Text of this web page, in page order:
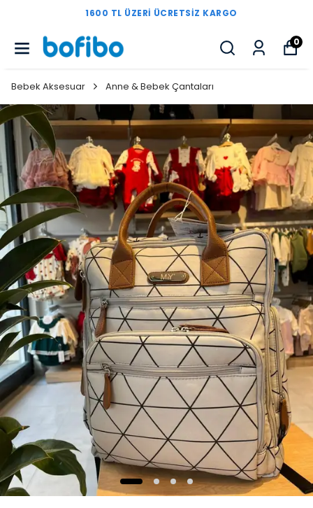
1600 TL ÜZERI ÜCRETSIZ KARGO
0
Bebek Aksesuar Anne & Bebek Çantaları